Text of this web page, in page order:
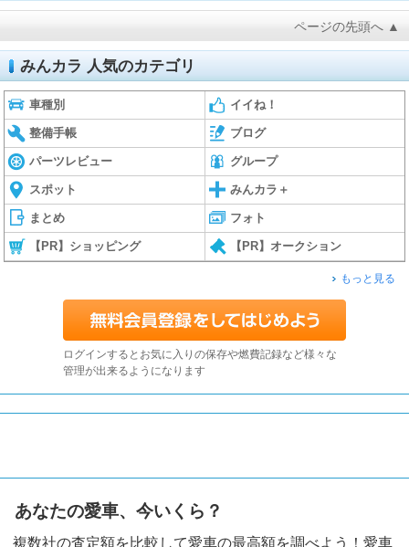
ページの先頭へ ▲
みんカラ 人気のカテゴリ
車種別 イイね！
整備手帳 ブログ
パーツレビュー グループ
スポット みんカラ＋
まとめ フォト
【PR】ショッピング 【PR】オークション
もっと見る
ログインするとお気に入りの保存や燃費記録など様々な
管理が出来るようになります
あなたの愛車、今いくら？
複数社の査定額を比較して愛車の最高額を調べよう！愛車